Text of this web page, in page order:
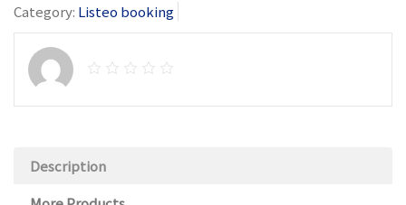
Category: Listeo booking
Description